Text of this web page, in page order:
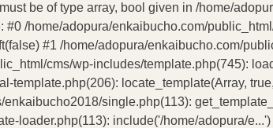
be of type array, bool given in /home/
/home/adopura/enkaibucho.com/
#1 /home/adopura/enkaibucho.com/
cms/wp-includes/template.php(745):
locate_template(Array,
single.php(113):
loader.php(113): include('/home/adopura/